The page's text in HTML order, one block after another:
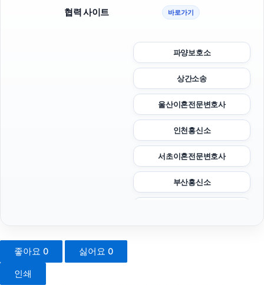
협력 사이트 바로가기
파양보호소
상간소송
울산이혼전문변호사
인천흥신소
서초이혼전문변호사
부산흥신소
좋아요 0 싫어요 0
인쇄